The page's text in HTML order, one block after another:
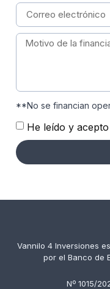
**No se financian
He leído y
Vannilo 4 Inversiones
por el Banco de
Nº 1015/